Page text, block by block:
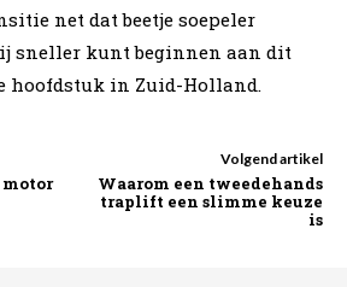
net dat beetje soepeler
sneller kunt beginnen aan dit
hoofdstuk in Zuid-Holland.
motor
Volgend artikel
Waarom een tweedehands
traplift een slimme keuze
is